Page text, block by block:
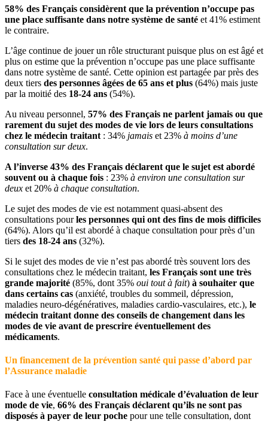
58% des Français considèrent que la prévention n’occupe pas
une place suffisante dans notre système de santé et 41% estiment
le contraire.
L’âge continue de jouer un rôle structurant puisque plus on est âgé et
plus on estime que la prévention n’occupe pas une place suffisante
dans notre système de santé. Cette opinion est partagée par près des
deux tiers des personnes âgées de 65 ans et plus (64%) mais juste
par la moitié des 18-24 ans (54%).
Au niveau personnel, 57% des Français ne parlent jamais ou que
rarement du sujet des modes de vie lors de leurs consultations
chez le médecin traitant : 34% jamais et 23% à moins d’une
consultation sur deux.
A l’inverse 43% des Français déclarent que le sujet est abordé
souvent ou à chaque fois : 23% à environ une consultation sur
deux et 20% à chaque consultation.
Le sujet des modes de vie est notamment quasi-absent des
consultations pourles personnes qui ont des fins de mois difficiles
(64%). Alors qu’il est abordé à chaque consultation pour près d’un
tiers des 18-24 ans (32%).
Si le sujet des modes de vie n’est pas abordé très souvent lors des
consultations chez le médecin traitant, les Français sont une très
grande majorité (85%, dont 35% oui tout à fait) à souhaiter que
dans certains cas (anxiété, troubles du sommeil, dépression,
maladies neuro-dégénératives, maladies cardio-vasculaires, etc.), le
médecin traitant donne des conseils de changement dans les
modes de vie avant de prescrire éventuellement des
médicaments.
Un financement de la prévention santé qui passe d’abord par
l’Assurance maladie
Face à une éventuelle consultation médicale d’évaluation de leur
mode de vie, 66% des Français déclarent qu’ils ne sont pas
disposés à payer de leur poche pour une telle consultation, dont